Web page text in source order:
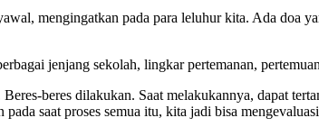
mengingatkan pada para leluhur kita. Ada doa
jenjang sekolah, lingkar pertemanan,
beres dilakukan. Saat melakukannya, dapat
saat proses semua itu, kita jadi bisa